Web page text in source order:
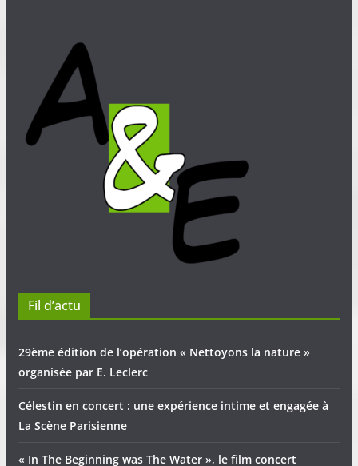
Fil d’actu
29ème édition de l’opération « Nettoyons la nature »
organisée par E. Leclerc
Célestin en concert : une expérience intime et engagée à
La Scène Parisienne
« In The Beginning was The Water », le film concert